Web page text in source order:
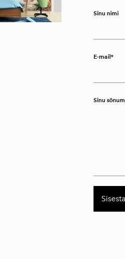
Sinu nimi
E-mail
Sinu sõnum